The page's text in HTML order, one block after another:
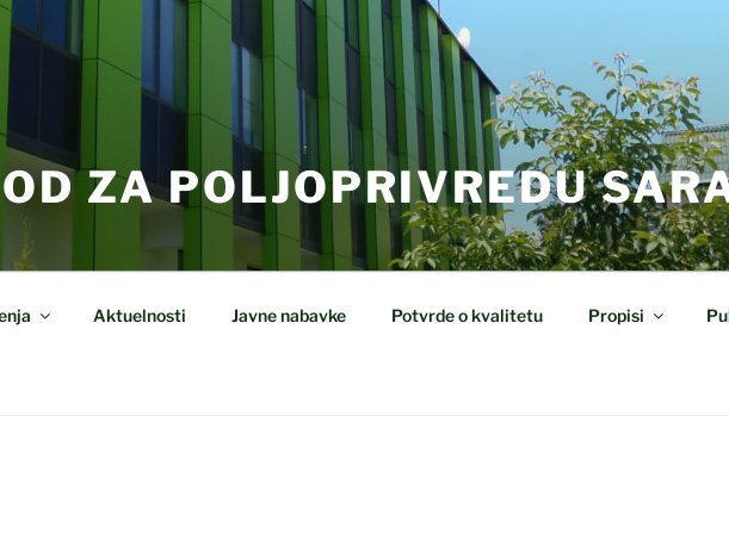
ZA POLJOPRIVREDU
Aktuelnosti Javne nabavke Potvrde o kvalitetu Propisi